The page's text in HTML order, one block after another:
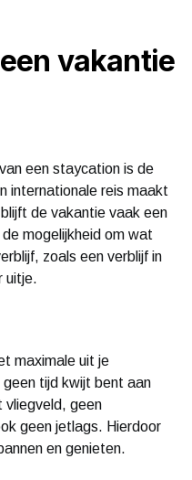
vakantie
een staycation is de
internationale reis maakt
de vakantie vaak een
mogelijkheid om wat
zoals een verblijf in
uitje.
maximale uit je
tijd kwijt bent aan
vliegveld, geen
geen jetlags. Hierdoor
en genieten.